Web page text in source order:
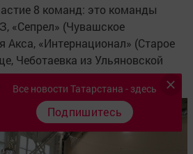
8 команд: это команды
«Сепрел» (Чувашское
«Интернационал» (Старое
Чеботаевка из Ульяновской
Все новости Татарстана - здесь
Подпишитесь